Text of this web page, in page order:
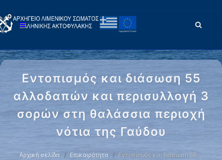
Εντοπισμός και διάσωση 55
αλλοδαπών και περισυλλογή 3
σορών στη θαλάσσια περιοχή
νότια της Γαύδου
Αρχική σελίδα Επικαιρότητα Εντοπισμός και διάσωση 55 …